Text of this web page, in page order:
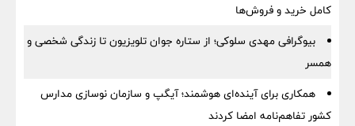
کامل خرید و فروش‌ها
بیوگرافی مهدی سلوکی؛ از ستاره جوان تلویزیون تا زندگی شخصی و
همسر
همکاری برای آینده‌ای هوشمند؛ آیگپ و سازمان نوسازی مدارس
کشور تفاهم‌نامه امضا کردند